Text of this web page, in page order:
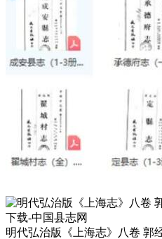
明代弘治版《上海志》八卷 郭